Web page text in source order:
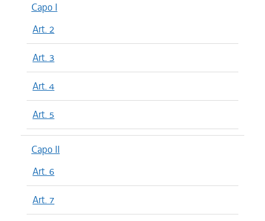
Capo I
Art. 2
Art. 3
Art. 4
Art. 5
Capo II
Art. 6
Art. 7